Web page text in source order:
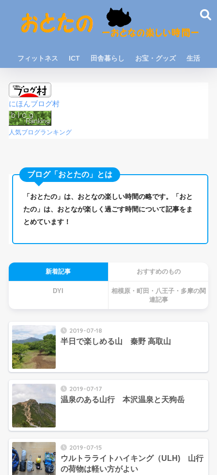
フィットネス ICT 田舎暮らし お宝・グッズ 生活
にほんブログ村
人気ブログランキング
ブログ「おとたの」とは
「おとたの」は、おとなの楽しい時間の略です。「おと
たの」は、おとなが楽しく過ごす時間について記事をま
とめています！
新着記事 おすすめのもの
DYI
相模原・町田・八王子・多摩の関
連記事
2019-07-18
半日で楽しめる山 秦野 高取山
2019-07-17
温泉のある山行 本沢温泉と天狗岳
2019-07-15
ウルトラライトハイキング（ULH) 山行
の荷物は軽い方がよい